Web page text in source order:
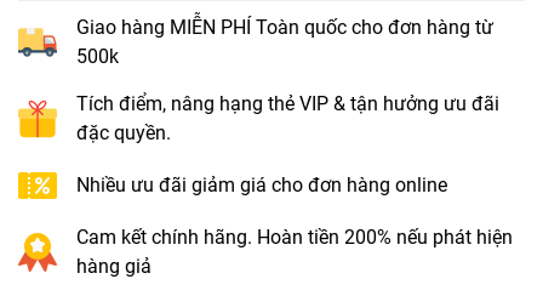
Giao hàng MIỄN PHÍ Toàn quốc cho đơn hàng từ
500k
Tích điểm, nâng hạng thẻ VIP & tận hưởng ưu đãi
đặc quyền.
Nhiều ưu đãi giảm giá cho đơn hàng online
Cam kết chính hãng. Hoàn tiền 200% nếu phát hiện
hàng giả